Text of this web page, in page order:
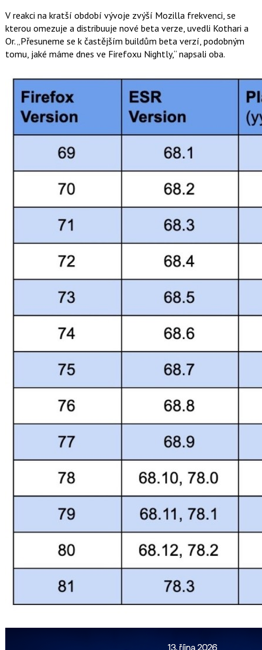
V reakci na kratší období vývoje zvýší Mozilla frekvenci, se
kterou omezuje a distribuuje nové beta verze, uvedli Kothari a
Or. „Přesuneme se k častějším buildům beta verzí, podobným
tomu, jaké máme dnes ve Firefoxu Nightly,“ napsali oba.